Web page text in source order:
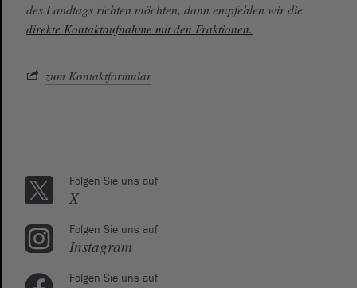
des Landtags richten möchten, dann empfehlen wir die
direkte Kontaktaufnahme mit den Fraktionen.
zum Kontaktformular
Folgen Sie uns auf
X
Folgen Sie uns auf
Instagram
Folgen Sie uns auf